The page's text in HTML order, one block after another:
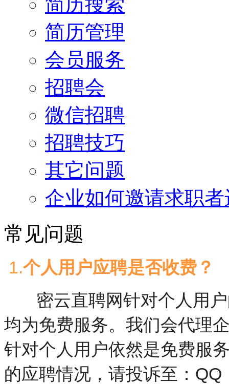
简历管理
会员服务
招聘会
微信招聘
招聘技巧
其它问题
企业如何邀请求职
常见问题
1.个人用户应聘是否收费？
密云直聘网针对个人用户
均为免费服务。我们会代理
针对个人用户依然是免费服
的应聘情况，请投诉至：